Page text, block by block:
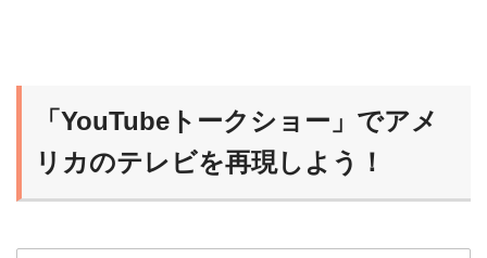
らいおん
慣れれば、だんだんスクリプトなしで聞ける
ようになるよ！
「YouTubeトークショー」でアメ
リカのテレビを再現しよう！